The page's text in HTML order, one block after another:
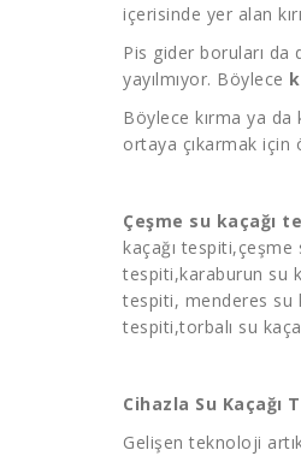
içerisinde yer alan
Pis gider boruları da
yayılmıyor. Böylece
Böylece kırma ya da
ortaya çıkarmak için
Çeşme su kaçağı
kaçağı tespiti,çeşme
tespiti,karaburun su
tespiti, menderes su
tespiti,torbalı su
Cihazla Su Kaçağı
Gelişen teknoloji